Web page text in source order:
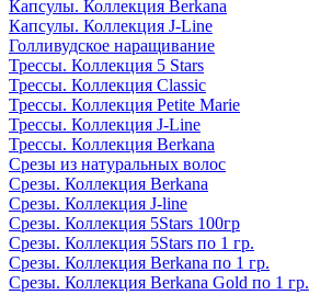
Капсулы. Коллекция Berkana
Капсулы. Коллекция J-Line
Голливудское наращивание
Трессы. Коллекция 5 Stars
Трессы. Коллекция Classic
Трессы. Коллекция Petite Marie
Трессы. Коллекция J-Line
Трессы. Коллекция Berkana
Срезы из натуральных волос
Срезы. Коллекция Berkana
Срезы. Коллекция J-line
Срезы. Коллекция 5Stars 100гр
Срезы. Коллекция 5Stars по 1 гр.
Срезы. Коллекция Berkana по 1 гр.
Срезы. Коллекция Berkana Gold по 1 гр.